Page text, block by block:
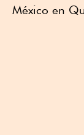
México en